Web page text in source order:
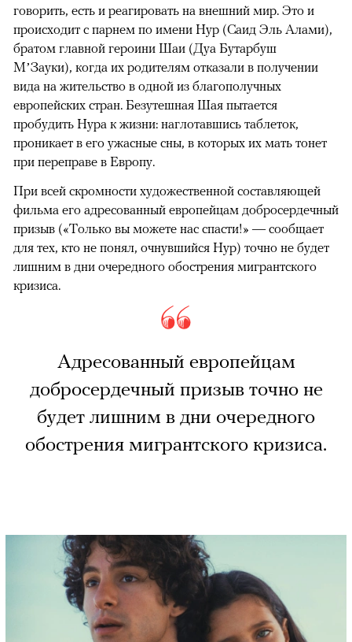
говорить, есть и реагировать на внешний мир. Это и
происходит с парнем по имени Нур (Саид Эль Алами),
братом главной героини Шаи (Дуа Бутарбуш
М’Зауки), когда их родителям отказали в получении
вида на жительство в одной из благополучных
европейских стран. Безутешная Шая пытается
пробудить Нура к жизни: наглотавшись таблеток,
проникает в его ужасные сны, в которых их мать тонет
при переправе в Европу.
При всей скромности художественной составляющей
фильма его адресованный европейцам добросердечный
призыв («Только вы можете нас спасти!» — сообщает
для тех, кто не понял, очнувшийся Нур) точно не будет
лишним в дни очередного обострения мигрантского
кризиса.
Адресованный европейцам
добросердечный призыв точно не
будет лишним в дни очередного
обострения мигрантского кризиса.